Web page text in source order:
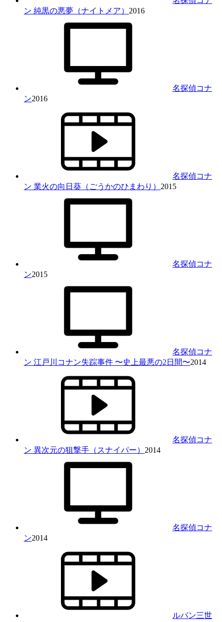
ン 純黒の悪夢（ナイトメア） 2016
名探偵コナ
ン2016
名探偵コナ
ン 業火の向日葵（ごうかのひまわり） 2015
名探偵コナ
ン2015
名探偵コナ
ン 江戸川コナン失踪事件 〜史上最悪の2日間〜2014
名探偵コナ
ン 異次元の狙撃手（スナイパー） 2014
名探偵コナ
ン2014
ルパン三世